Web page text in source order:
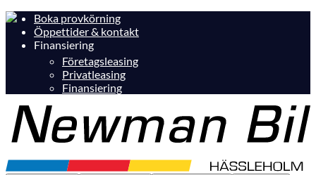
Boka provkörning
Öppettider & kontakt
Finansiering
Företagsleasing
Privatleasing
Finansiering